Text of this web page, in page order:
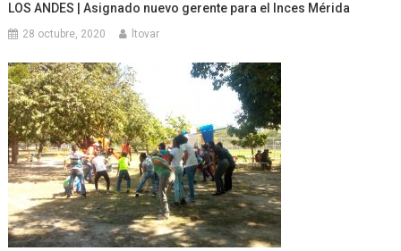
LOS ANDES | Asignado nuevo gerente para el Inces Mérida
28 octubre, 2020 ltovar